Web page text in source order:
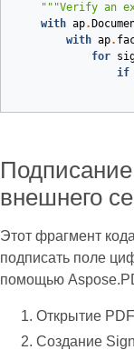
"""Verify an
with ap.
with ap.
for
if
внешнего
Этот фрагмент
подписать поле
помощью
Открытие
Создание